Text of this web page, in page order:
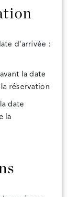
d'arrivée :
la date
réservation
date
la